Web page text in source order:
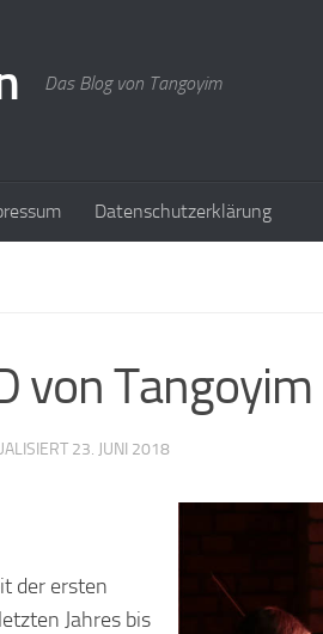
Das Blog von Tangoyim
Datenschutzerklärung
von Tangoyim
23. JUNI 2018
der ersten
Jahres bis